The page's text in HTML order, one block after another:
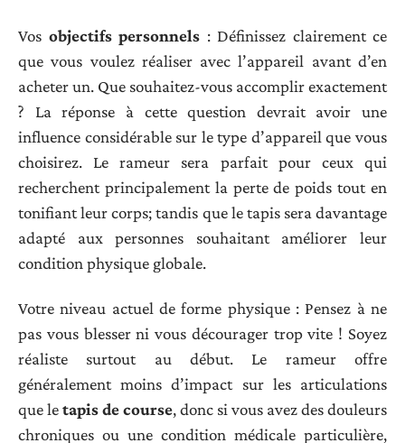
Vos objectifs personnels : Définissez clairement ce
que vous voulez réaliser avec l’appareil avant d’en
acheter un. Que souhaitez-vous accomplir exactement
? La réponse à cette question devrait avoir une
influence considérable sur le type d’appareil que vous
choisirez. Le rameur sera parfait pour ceux qui
recherchent principalement la perte de poids tout en
tonifiant leur corps; tandis que le tapis sera davantage
adapté aux personnes souhaitant améliorer leur
condition physique globale.
Votre niveau actuel de forme physique : Pensez à ne
pas vous blesser ni vous décourager trop vite ! Soyez
réaliste surtout au début. Le rameur offre
généralement moins d’impact sur les articulations
que letapis de course, donc si vous avez des douleurs
chroniques ou une condition médicale particulière,